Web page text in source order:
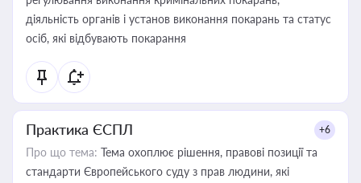
діяльність органів і установ виконання покарань та статус
осіб, які відбувають покарання
Практика ЄСПЛ +6
Про що тема: Тема охоплює рішення, правові позиції та
стандарти Європейського суду з прав людини, які